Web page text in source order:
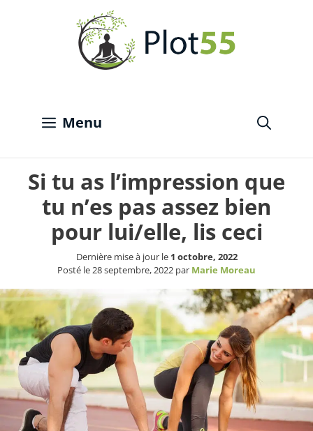
Menu
Si tu as l’impression que
tu n’es pas assez bien
pour lui/elle, lis ceci
Dernière mise à jour le 1 octobre, 2022
Posté le28 septembre, 2022 par Marie Moreau